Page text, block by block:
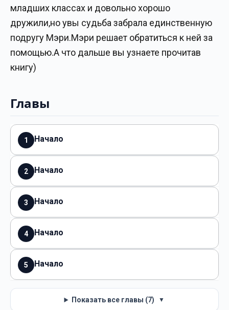
младших классах и довольно хорошо
дружили,но увы судьба забрала единственную
подругу Мэри.Мэри решает обратиться к ней за
помощью.А что дальше вы узнаете прочитав
книгу)
Главы
1 Начало
2 Начало
3 Начало
4 Начало
5 Начало
Показать все главы (7) ▼